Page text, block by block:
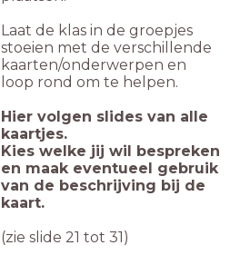
Laat de klas in de groepjes
stoeien met de verschillende
kaarten/onderwerpen en
loop rond om te helpen.
Hier volgen slides van alle
kaartjes.
Kies welke jij wil bespreken
en maak eventueel gebruik
van de beschrijving bij de
kaart.
(zie slide 21 tot 31)